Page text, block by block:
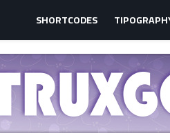
SHORTCODES